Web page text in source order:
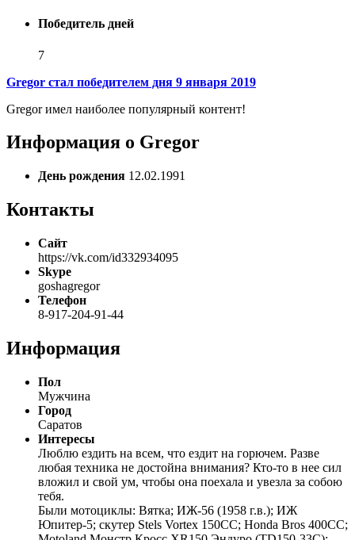
Победитель дней
7
Gregor стал победителем дня 9 января 2019
Gregor имел наиболее популярный контент!
Информация о Gregor
День рождения 12.02.1991
Контакты
Сайт
https://vk.com/id332934095
Skype
goshagregor
Телефон
8-917-204-91-44
Информация
Пол
Мужчина
Город
Саратов
Интересы
Люблю ездить на всем, что ездит на горючем. Разве
любая техника не достойна внимания? Кто-то в нее сил
вложил и свой ум, чтобы она поехала и увезла за собою
тебя.
Были мотоциклы: Вятка; ИЖ-56 (1958 г.в.); ИЖ
Юпитер-5; скутер Stels Vortex 150СС; Honda Bros 400CC;